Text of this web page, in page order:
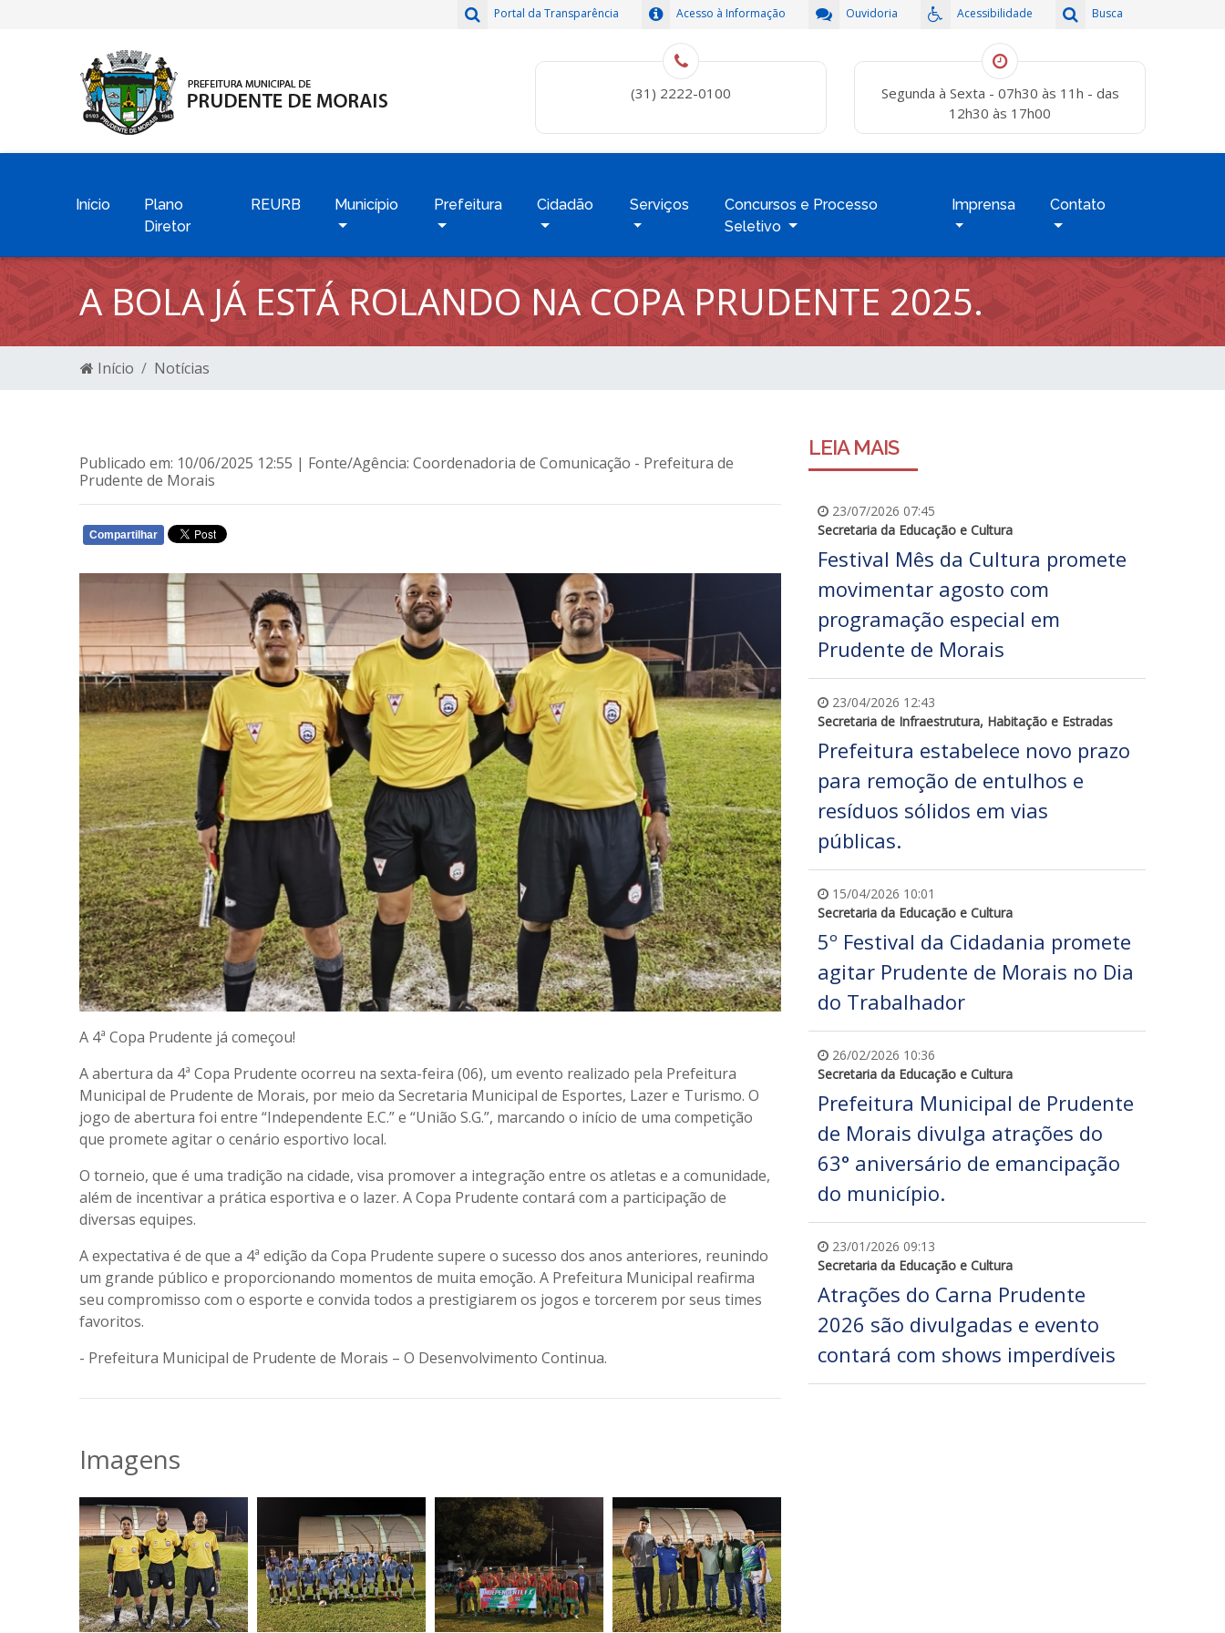
Busca
Acessibilidade
Ouvidoria
Acesso à Informação
Portal da Transparência
(31) 2222-0100
Segunda à Sexta - 07h30 às 11h - das
12h30 às 17h00
Início
Plano
Diretor
REURB Município Prefeitura Cidadão Serviços
Concursos e Processo
Seletivo
Imprensa Contato
A BOLA JÁ ESTÁ ROLANDO NA COPA PRUDENTE 2025.
Início Notícias
Publicado em: 10/06/2025 12:55 | Fonte/Agência: Coordenadoria de Comunicação - Prefeitura de
Prudente de Morais
Compartilhar
A 4ª Copa Prudente já começou!
A abertura da 4ª Copa Prudente ocorreu na sexta-feira (06), um evento realizado pela Prefeitura
Municipal de Prudente de Morais, por meio da Secretaria Municipal de Esportes, Lazer e Turismo. O
jogo de abertura foi entre “Independente E.C.” e “União S.G.”, marcando o início de uma competição
que promete agitar o cenário esportivo local.
O torneio, que é uma tradição na cidade, visa promover a integração entre os atletas e a comunidade,
além de incentivar a prática esportiva e o lazer. A Copa Prudente contará com a participação de
diversas equipes.
A expectativa é de que a 4ª edição da Copa Prudente supere o sucesso dos anos anteriores, reunindo
um grande público e proporcionando momentos de muita emoção. A Prefeitura Municipal reafirma
seu compromisso com o esporte e convida todos a prestigiarem os jogos e torcerem por seus times
favoritos.
- Prefeitura Municipal de Prudente de Morais – O Desenvolvimento Continua.
Imagens
LEIA MAIS
23/07/2026 07:45
Secretaria da Educação e Cultura
Festival Mês da Cultura promete
movimentar agosto com
programação especial em
Prudente de Morais
23/04/2026 12:43
Secretaria de Infraestrutura, Habitação e Estradas
Prefeitura estabelece novo prazo
para remoção de entulhos e
resíduos sólidos em vias
públicas.
15/04/2026 10:01
Secretaria da Educação e Cultura
5º Festival da Cidadania promete
agitar Prudente de Morais no Dia
do Trabalhador
26/02/2026 10:36
Secretaria da Educação e Cultura
Prefeitura Municipal de Prudente
de Morais divulga atrações do
63° aniversário de emancipação
do município.
23/01/2026 09:13
Secretaria da Educação e Cultura
Atrações do Carna Prudente
2026 são divulgadas e evento
contará com shows imperdíveis